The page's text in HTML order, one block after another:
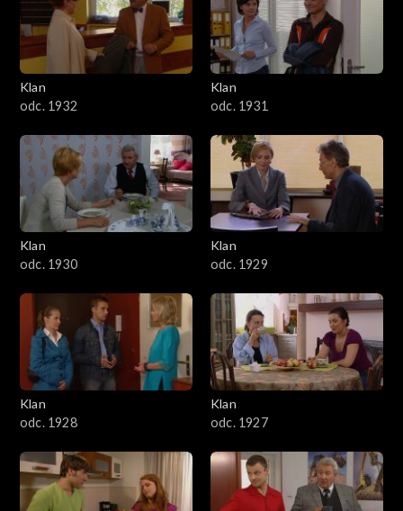
Klan
odc. 1932
Klan
odc. 1931
Klan
odc. 1930
Klan
odc. 1929
Klan
odc. 1928
Klan
odc. 1927